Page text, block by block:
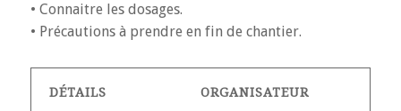
• Connaitre les dosages.
• Précautions à prendre en fin de chantier.
DÉTAILS ORGANISATEUR